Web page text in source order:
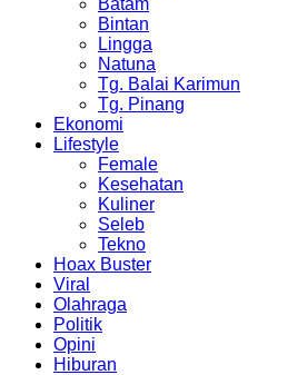
Batam
Bintan
Lingga
Natuna
Tg. Balai Karimun
Tg. Pinang
Ekonomi
Lifestyle
Female
Kesehatan
Kuliner
Seleb
Tekno
Hoax Buster
Viral
Olahraga
Politik
Opini
Hiburan